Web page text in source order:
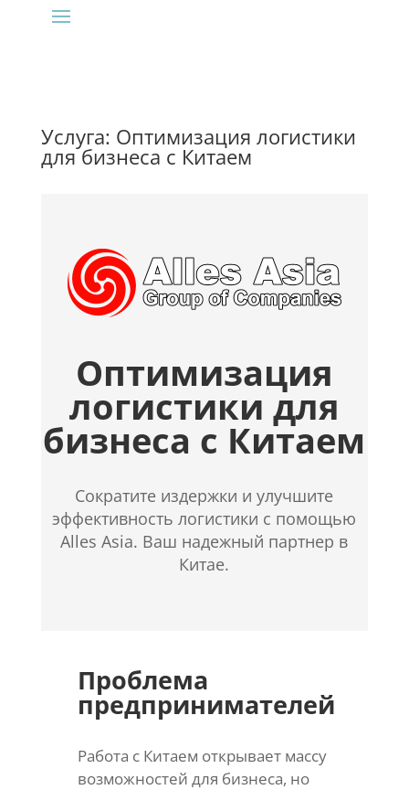
Услуга: Оптимизация логистики
для бизнеса с Китаем
Оптимизация
логистики для
бизнеса с Китаем
Сократите издержки и улучшите
эффективность логистики с помощью
Alles Asia. Ваш надежный партнер в
Китае.
Проблема
предпринимателей
Работа с Китаем открывает массу
возможностей для бизнеса, но